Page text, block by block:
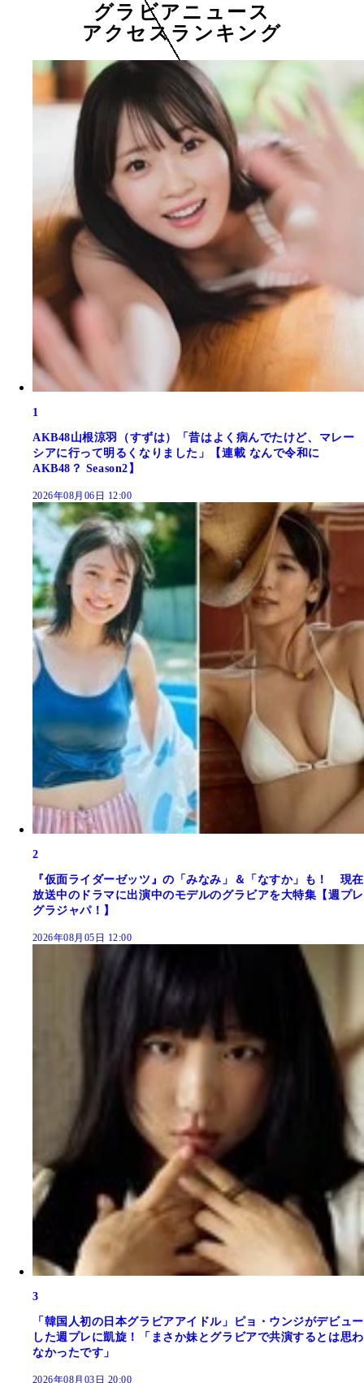
グラビアニュース
アクセスランキング
1
AKB48山根涼羽（すずは）「昔はよく病んでたけど、マレー
シアに行って明るくなりました」【連載 なんで令和に
AKB48？ Season2】
2026年08月06日 12:00
2
『仮面ライダーゼッツ』の「みなみ」＆「なすか」も！ 現在
放送中のドラマに出演中のモデルのグラビアを大特集【週プレ
グラジャパ！】
2026年08月05日 12:00
3
「韓国人初の日本グラビアアイドル」ピョ・ウンジがデビュー
した週プレに凱旋！「まさか妹とグラビアで共演するとは思わ
なかったです」
2026年08月03日 20:00